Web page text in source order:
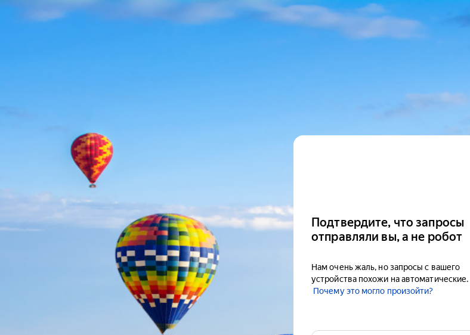
Подтвердите, что запросы
отправляли вы, а не робот
Нам очень жаль, но запросы с вашего
устройства похожи на автоматические.
Почему это могло произойти?